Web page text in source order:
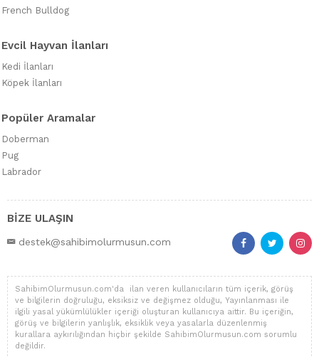
French Bulldog
Evcil Hayvan İlanları
Kedi İlanları
Köpek İlanları
Popüler Aramalar
Doberman
Pug
Labrador
BİZE ULAŞIN
destek@sahibimolurmusun.com
SahibimOlurmusun.com'da ilan veren kullanıcıların tüm içerik, görüş
ve bilgilerin doğruluğu, eksiksiz ve değişmez olduğu, Yayınlanması ile
ilgili yasal yükümlülükler içeriği oluşturan kullanıcıya aittir. Bu içeriğin,
görüş ve bilgilerin yanlışlık, eksiklik veya yasalarla düzenlenmiş
kurallara aykırılığından hiçbir şekilde SahibimOlurmusun.com sorumlu
değildir.